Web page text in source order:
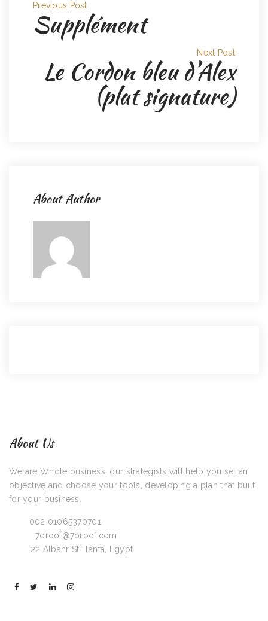
Previous Post
Supplément
Next Post
Le Cordon bleu d’Alex
(plat signature)
About Author
About Us
We are Whole business, our strategists will help you set an
objective and choose your tools, developing a plan that built
for your business.
002 01065370701
7oroof@7oroof.com
22 Albahr St, Tanta, Egypt